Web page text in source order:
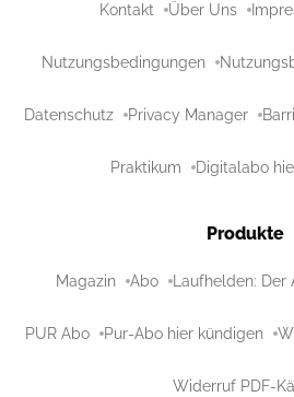
Kontakt Über Uns
Nutzungsbedingungen
Datenschutz Privacy Manager
Praktikum Digitalabo
Produkte
Magazin Abo Laufhelden: Der
PUR Abo Pur-Abo hier kündigen
Widerruf PDF-